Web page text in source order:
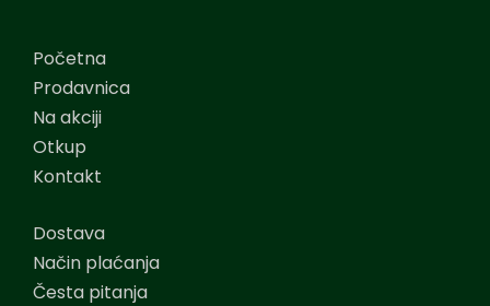
Početna
Prodavnica
Na akciji
Otkup
Kontakt
Dostava
Način plaćanja
Česta pitanja